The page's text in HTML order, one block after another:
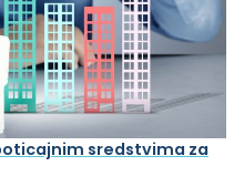
sredstvima za